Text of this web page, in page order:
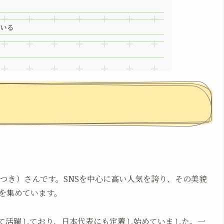
る
き）さんです。SNSを中心に高い人気を誇り、その美貌
めています。
躍しており、日本代表にも定着し始めていました。一